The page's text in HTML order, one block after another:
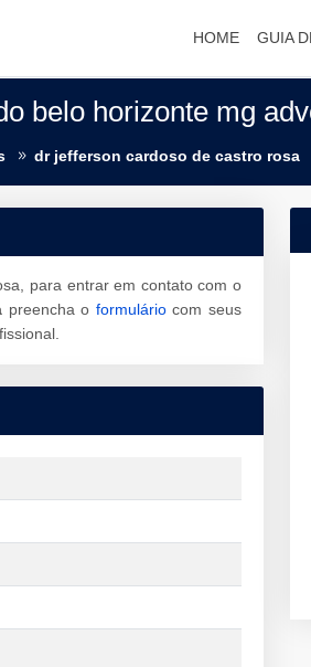
HOME GUIA
belo horizonte mg
dr jefferson cardoso de castro rosa
para entrar em contato com o
preencha o formuláriocom seus